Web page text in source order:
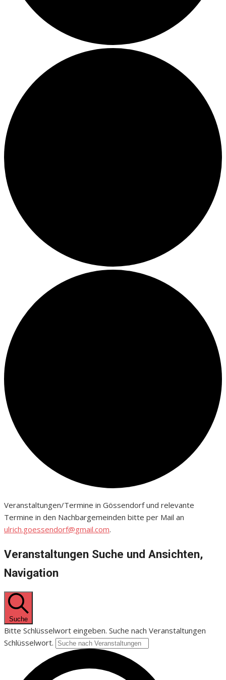
Veranstaltungen/Termine in Gössendorf und relevante
Termine in den Nachbargemeinden bitte per Mail an
ulrich.goessendorf@gmail.com.
Veranstaltungen Suche und Ansichten,
Navigation
Suche
Bitte Schlüsselwort eingeben. Suche nach Veranstaltungen
Schlüsselwort.